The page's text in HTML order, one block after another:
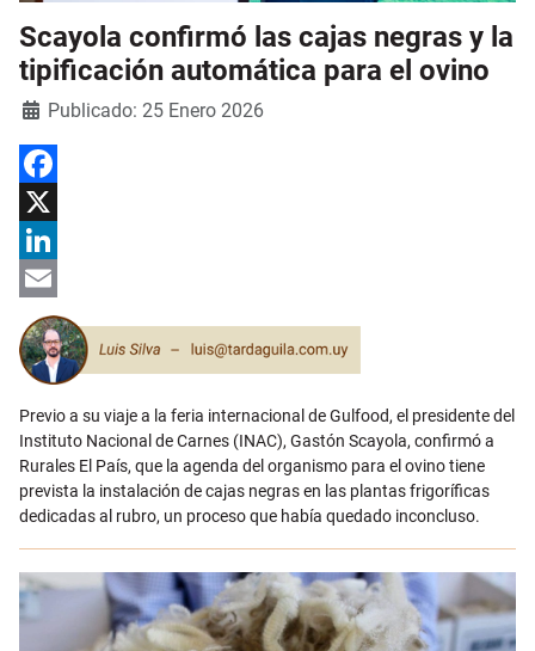
Scayola confirmó las cajas negras y la
tipificación automática para el ovino
Detalles
Publicado: 25 Enero 2026
Facebook
X
LinkedIn
Email
Previo a su viaje a la feria internacional de Gulfood, el presidente del
Instituto Nacional de Carnes (INAC), Gastón Scayola, confirmó a
Rurales El País, que la agenda del organismo para el ovino tiene
prevista la instalación de cajas negras en las plantas frigoríficas
dedicadas al rubro, un proceso que había quedado inconcluso.